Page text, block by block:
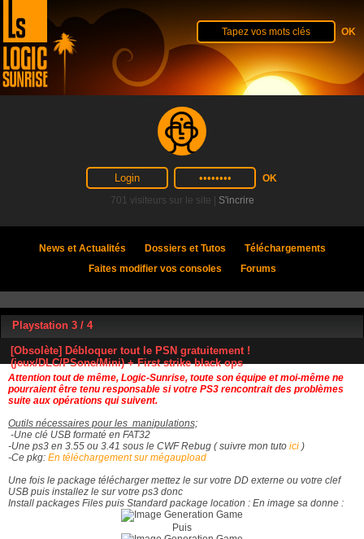
701 visiteurs sur le site | S'incrire
News et Actualités Dossiers et Tutos
Téléchargements
Faites modifier vos consoles
Forums
Playstation 3 / 4
[Obsolète] Débloquer tout le PSN gratuitement !
(jeux/DLC/PSone/Mini) + First strike black ops
Attention tout de même, Logic-Sunrise, toute son équipe et moi-même ne
pourraient être tenu responsable si votre PS3 rencontrait des problèmes
suite aux opérations qui suivent.
Outils nécessaires pour les manipulations;
-Une clé USB formaté en FAT32
-Une ps3 en 3.55 ou 3.41 sous le CWF Rebug ( suivre mon tuto ici )
-Ce pkg: En téléchargement sur mégaupload
Une fois le package télécharger mettez le sur votre DD externe ou votre clef
USB puis installez le sur votre ps3 donc
Install packages Files puis Standard package location : En image sa donne :
Puis